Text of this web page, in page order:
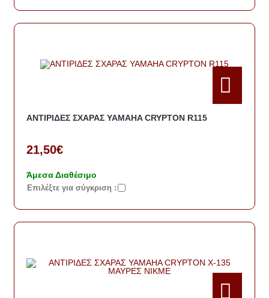
ΑΝΤΙΡΙΔΕΣ ΣΧΑΡΑΣ YAMAHA CRYPTON R115
21,50€
Άμεσα Διαθέσιμο
Eπιλέξτε για σύγκριση :